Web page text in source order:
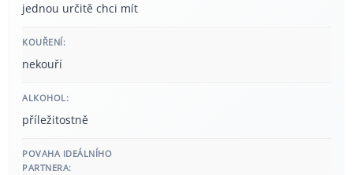
jednou určitě chci mít
KOUŘENÍ:
nekouří
ALKOHOL:
příležitostně
POVAHA IDEÁLNÍHO
PARTNERA: